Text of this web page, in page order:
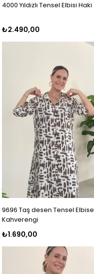
4000 Yıldızlı Tensel Elbisi Haki
₺2.490,00
9696 Taş desen Tensel Elbise
Kahverengi
₺1.690,00